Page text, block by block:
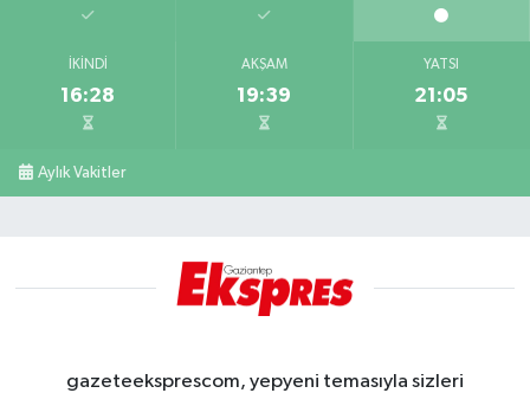
İKINDI
16:28
AKŞAM
19:39
YATSI
21:05
Aylık Vakitler
gazeteeksprescom, yepyeni temasıyla sizleri